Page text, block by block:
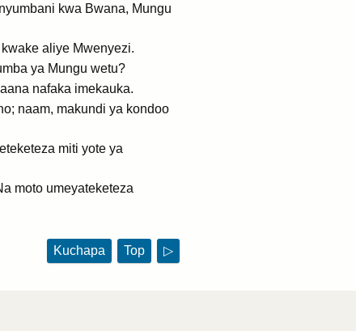
kwa Bwana, Mungu
aliye Mwenyezi.
ya Mungu wetu?
nafaka imekauka.
naam, makundi ya kondoo
miti yote ya
moto umeyateketeza
Kuchapa Top ▷